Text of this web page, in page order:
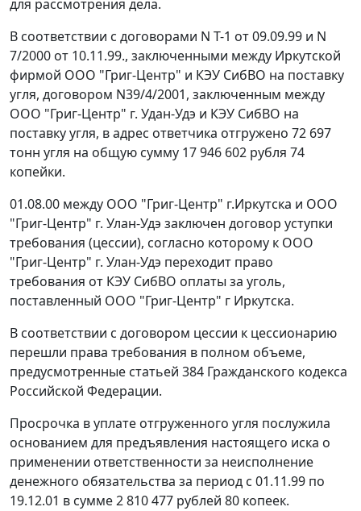
для рассмотрения дела.
В соответствии с договорами N Т-1 от 09.09.99 и N
7/2000 от 10.11.99., заключенными между Иркутской
фирмой ООО "Григ-Центр" и КЭУ СибВО на поставку
угля, договором N39/4/2001, заключенным между
ООО "Григ-Центр" г. Удан-Удэ и КЭУ СибВО на
поставку угля, в адрес ответчика отгружено 72 697
тонн угля на общую сумму 17 946 602 рубля 74
копейки.
01.08.00 между ООО "Григ-Центр" г.Иркутска и ООО
"Григ-Центр" г. Улан-Удэ заключен договор уступки
требования (цессии), согласно которому к ООО
"Григ-Центр" г. Улан-Удэ переходит право
требования от КЭУ СибВО оплаты за уголь,
поставленный ООО "Григ-Центр" г Иркутска.
В соответствии с договором цессии к цессионарию
перешли права требования в полном объеме,
предусмотренные статьей 384 Гражданского кодекса
Российской Федерации.
Просрочка в уплате отгруженного угля послужила
основанием для предъявления настоящего иска о
применении ответственности за неисполнение
денежного обязательства за период с 01.11.99 по
19.12.01 в сумме 2 810 477 рублей 80 копеек.